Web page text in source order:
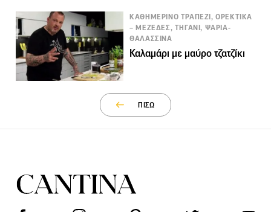
ΚΑΘΗΜΕΡΙΝΟ ΤΡΑΠΕΖΙ, ΟΡΕΚΤΙΚΑ
– ΜΕΖΕΔΕΣ, ΤΗΓΑΝΙ, ΨΑΡΙΑ-
ΘΑΛΑΣΣΙΝΑ
Καλαμάρι με μαύρο τζατζίκι
ΠΙΣΩ